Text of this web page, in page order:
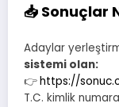
📥 Sonuçlar
Adaylar
sistemi olan:
👉https://
T.C. kimlik